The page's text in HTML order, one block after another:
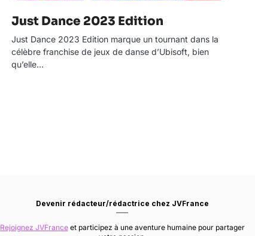
Just Dance 2023 Edition
Just Dance 2023 Edition marque un tournant dans la
célèbre franchise de jeux de danse d’Ubisoft, bien
qu’elle…
Devenir rédacteur/rédactrice chez JVFrance
Rejoignez JVFranceet participez à une aventure humaine pour partager